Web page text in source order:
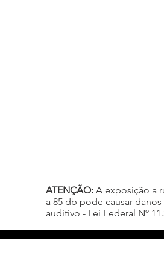
ATENÇÃO:A exposição a
a 85 db pode causar danos
auditivo - Lei Federal Nº